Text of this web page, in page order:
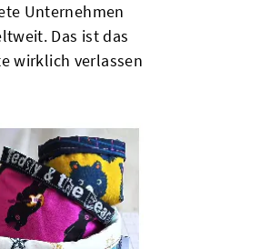
Unternehmen
Das ist das
wirklich verlassen